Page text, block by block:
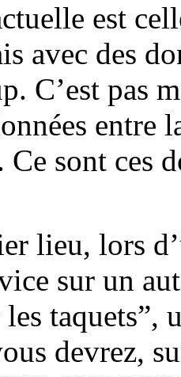
est
avec des
C’est pas
entre
Ce sont ces
lieu, lors
sur un
les taquets”,
devrez,